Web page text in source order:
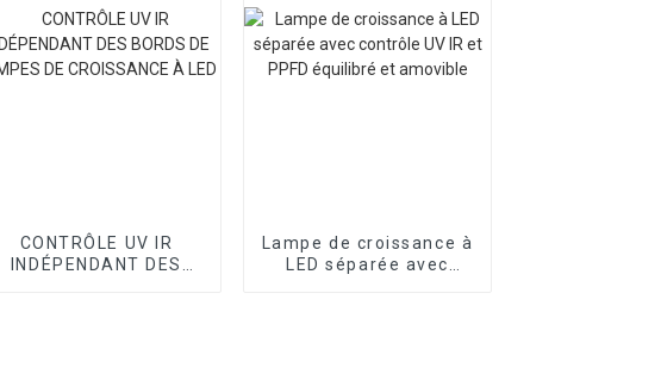
CONTRÔLE UV IR
INDÉPENDANT DES
Lampe de croissance à
LED séparée avec